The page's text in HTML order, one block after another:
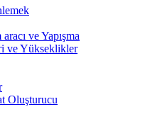
ve Yapışma
ve Yükseklikler
Oluşturucu